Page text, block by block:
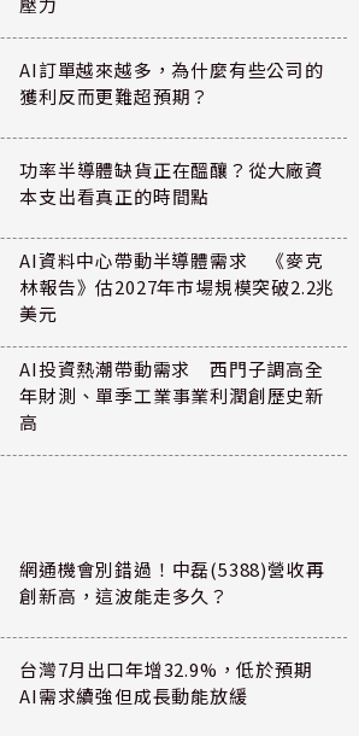
AI訂單越來越多，為什麼有些公司的
獲利反而更難超預期？
功率半導體缺貨正在醞釀？從大廠資
本支出看真正的時間點
AI資料中心帶動半導體需求 《麥克
林報告》估2027年市場規模突破2.2兆
美元
AI投資熱潮帶動需求 西門子調高全
年財測、單季工業事業利潤創歷史新
高
網通機會別錯過！中磊(5388)營收再
創新高，這波能走多久？
台灣7月出口年增32.9%，低於預期
AI需求續強但成長動能放緩